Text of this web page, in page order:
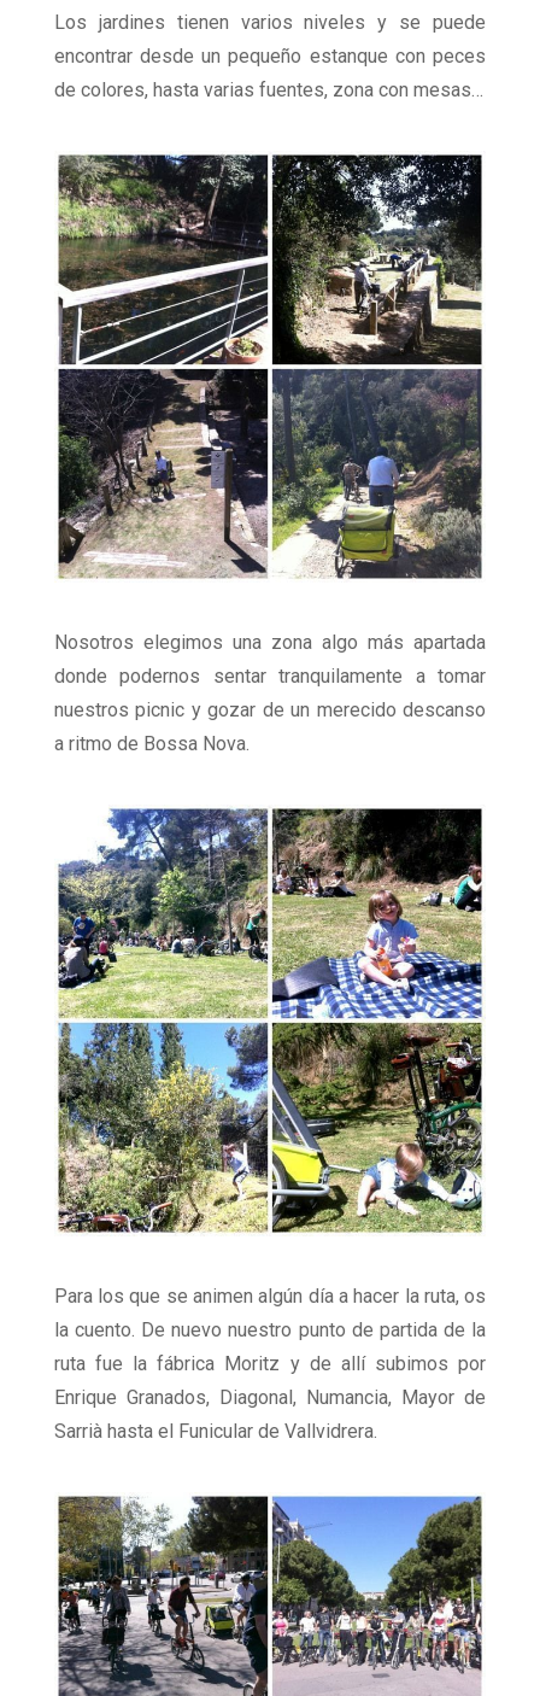
Los jardines tienen varios niveles y se puede
encontrar desde un pequeño estanque con peces
de colores, hasta varias fuentes, zona con mesas…
Nosotros elegimos una zona algo más apartada
donde podernos sentar tranquilamente a tomar
nuestros picnic y gozar de un merecido descanso
a ritmo de Bossa Nova.
Para los que se animen algún día a hacer la ruta, os
la cuento. De nuevo nuestro punto de partida de la
ruta fue la fábrica Moritz y de allí subimos por
Enrique Granados, Diagonal, Numancia, Mayor de
Sarrià hasta el Funicular de Vallvidrera.